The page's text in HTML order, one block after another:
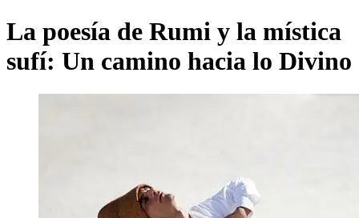
La poesía de Rumi y la mística
sufí: Un camino hacia lo Divino